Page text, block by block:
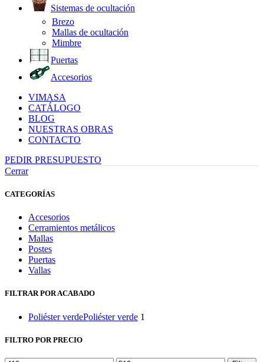
Sistemas de ocultación
Brezo
Mallas de ocultación
Mimbre
Puertas
Accesorios
VIMASA
CATÁLOGO
BLOG
NUESTRAS OBRAS
CONTACTO
PEDIR PRESUPUESTO
Cerrar
CATEGORÍAS
Accesorios
Cerramientos metálicos
Mallas
Postes
Puertas
Vallas
FILTRAR POR ACABADO
Poliéster verdePoliéster verde 1
FILTRO POR PRECIO